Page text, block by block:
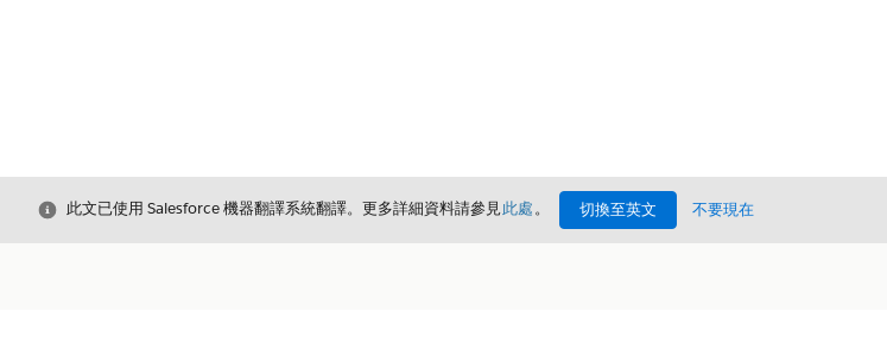
結束
此文已使用 Salesforce 機器翻譯系統翻譯。更多詳細資料請參見此處。 切換至英文 不要現在